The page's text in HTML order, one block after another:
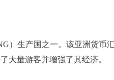
）生产国之一。该亚洲货币
大量游客并增强了其经济。